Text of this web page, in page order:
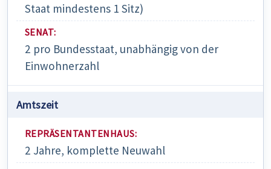
Staat mindestens 1 Sitz)
2 pro Bundesstaat, unabhängig von der
Einwohnerzahl
Amtszeit
2 Jahre, komplette Neuwahl